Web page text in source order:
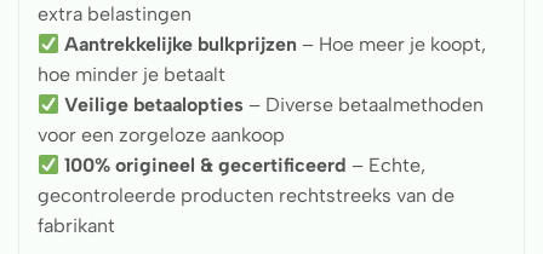
extra belastingen
Aantrekkelijke bulkprijzen – Hoe meer je koopt,
hoe minder je betaalt
Veilige betaalopties – Diverse betaalmethoden
voor een zorgeloze aankoop
100% origineel & gecertificeerd – Echte,
gecontroleerde producten rechtstreeks van de
fabrikant